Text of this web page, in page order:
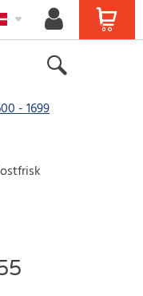
- 1699